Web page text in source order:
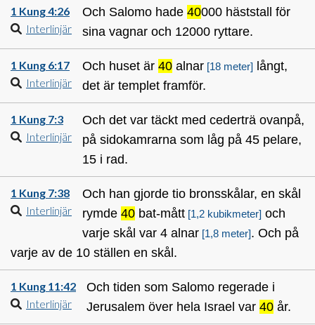
1 Kung 4:26
Interlinjär
Och Salomo hade 40000 häststall för
sina vagnar och 12000 ryttare.
1 Kung 6:17
Interlinjär
Och huset är 40 alnar [18 meter] långt,
det är templet framför.
1 Kung 7:3
Interlinjär
Och det var täckt med cederträ ovanpå,
på sidokamrarna som låg på 45 pelare,
15 i rad.
1 Kung 7:38
Interlinjär
Och han gjorde tio bronsskålar, en skål
rymde 40 bat-mått [1,2 kubikmeter] och
varje skål var 4 alnar [1,8 meter]. Och på
varje av de 10 ställen en skål.
1 Kung 11:42
Interlinjär
Och tiden som Salomo regerade i
Jerusalem över hela Israel var 40 år.